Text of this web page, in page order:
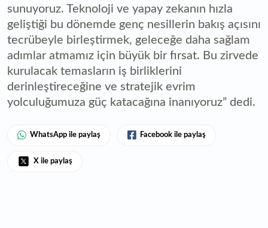
sunuyoruz. Teknoloji ve yapay zekanın hızla
geliştiği bu dönemde genç nesillerin bakış açısını
tecrübeyle birleştirmek, geleceğe daha sağlam
adımlar atmamız için büyük bir fırsat. Bu zirvede
kurulacak temasların iş birliklerini
derinleştireceğine ve stratejik evrim
yolculuğumuza güç katacağına inanıyoruz” dedi.
WhatsApp ile paylaş Facebook ile paylaş
X ile paylaş